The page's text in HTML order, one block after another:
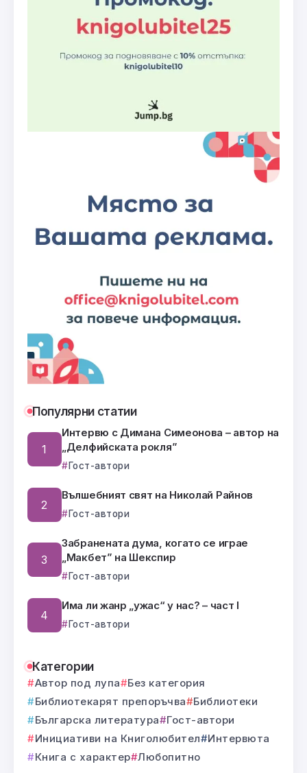
Популярни статии
Интервю с Димана Симеонова – автор на
„Делфийската рокля”
Гост-автори
Вълшебният свят на Николай Райнов
Гост-автори
Забранената дума, когато се играе
„Макбет” на Шекспир
Гост-автори
Има ли жанр „ужас“ у нас? – част I
Гост-автори
Категории
Автор под лупа
Без категория
Библиотекарят препоръчва
Библиотеки
Българска литература
Гост-автори
Инициативи на Книголюбител
Интервюта
Книга с характер Любопитно